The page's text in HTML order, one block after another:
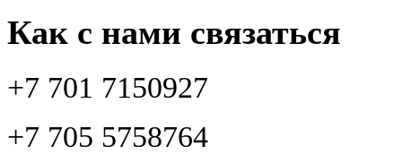
Как с нами связаться
+7 701 7150927
+7 705 5758764